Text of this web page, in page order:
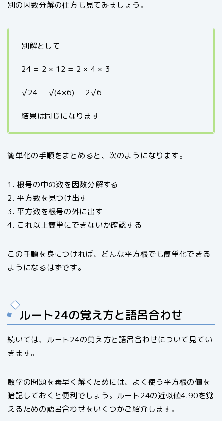
別の因数分解の仕方も見てみましょう。
別解として
24 = 2 × 12 = 2 × 4 × 3
√24 = √(4×6) = 2√6
結果は同じになります
簡単化の手順をまとめると、次のようになります。
1. 根号の中の数を因数分解する
2. 平方数を見つけ出す
3. 平方数を根号の外に出す
4. これ以上簡単にできないか確認する
この手順を身につければ、どんな平方根でも簡単化できる
ようになるはずです。
ルート24の覚え方と語呂合わせ
続いては、ルート24の覚え方と語呂合わせについて見てい
きます。
数学の問題を素早く解くためには、よく使う平方根の値を
暗記しておくと便利でしょう。ルート24の近似値4.90を覚
えるための語呂合わせをいくつかご紹介します。